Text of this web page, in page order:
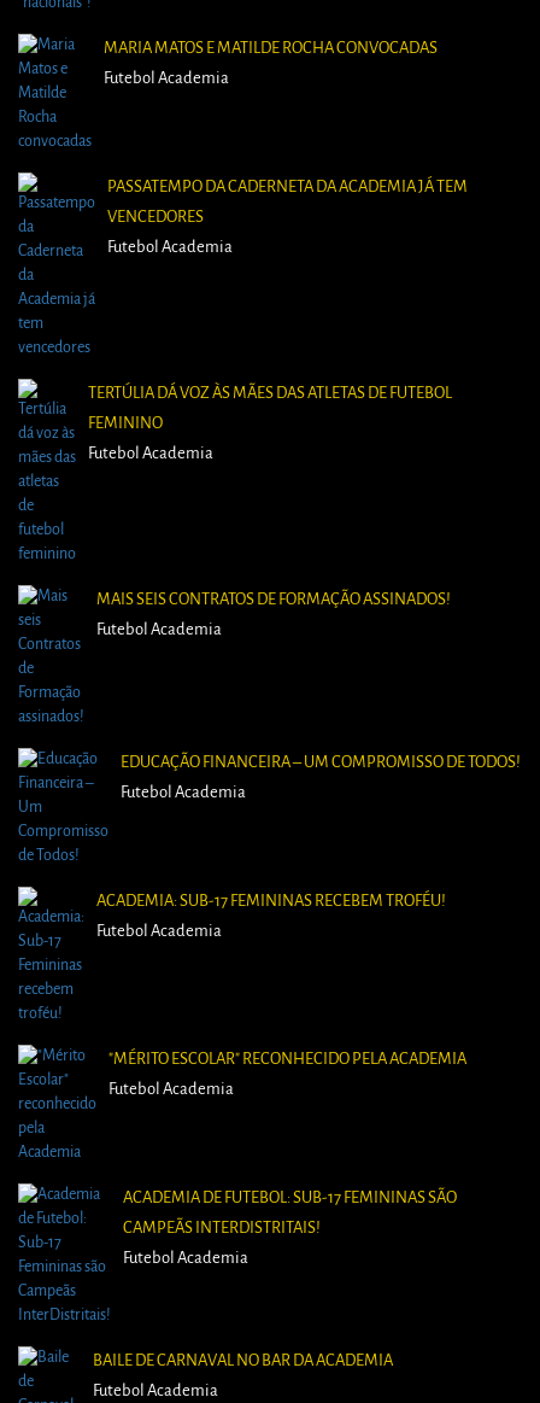
MARIA MATOS E MATILDE ROCHA CONVOCADAS
Futebol Academia
PASSATEMPO DA CADERNETA DA ACADEMIA JÁ TEM
VENCEDORES
Futebol Academia
TERTÚLIA DÁ VOZ ÀS MÃES DAS ATLETAS DE FUTEBOL
FEMININO
Futebol Academia
MAIS SEIS CONTRATOS DE FORMAÇÃO ASSINADOS!
Futebol Academia
EDUCAÇÃO FINANCEIRA – UM COMPROMISSO DE TODOS!
Futebol Academia
ACADEMIA: SUB-17 FEMININAS RECEBEM TROFÉU!
Futebol Academia
"MÉRITO ESCOLAR" RECONHECIDO PELA ACADEMIA
Futebol Academia
ACADEMIA DE FUTEBOL: SUB-17 FEMININAS SÃO
CAMPEÃS INTERDISTRITAIS!
Futebol Academia
BAILE DE CARNAVAL NO BAR DA ACADEMIA
Futebol Academia